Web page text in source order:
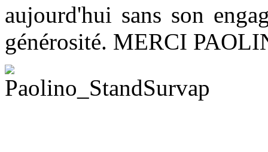
aujourd'hui sans son
générosité. MERCI